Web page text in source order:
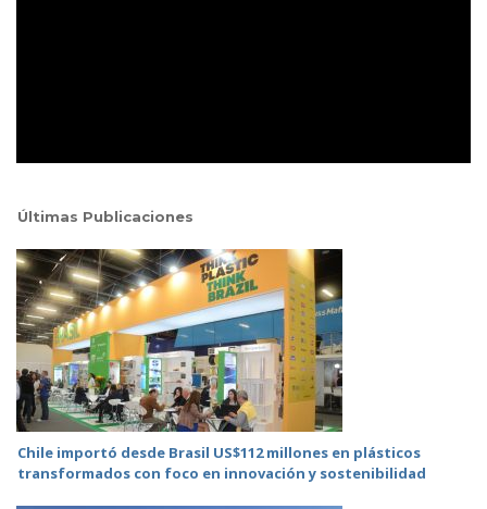
Últimas Publicaciones
Chile importó desde Brasil US$112 millones en plásticos
transformados con foco en innovación y sostenibilidad